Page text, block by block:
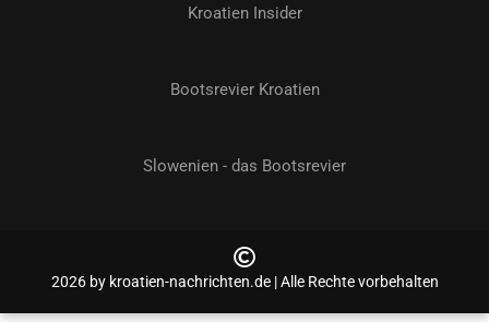
Kroatien Insider
Bootsrevier Kroatien
Slowenien - das Bootsrevier
2026 by kroatien-nachrichten.de | Alle Rechte vorbehalten